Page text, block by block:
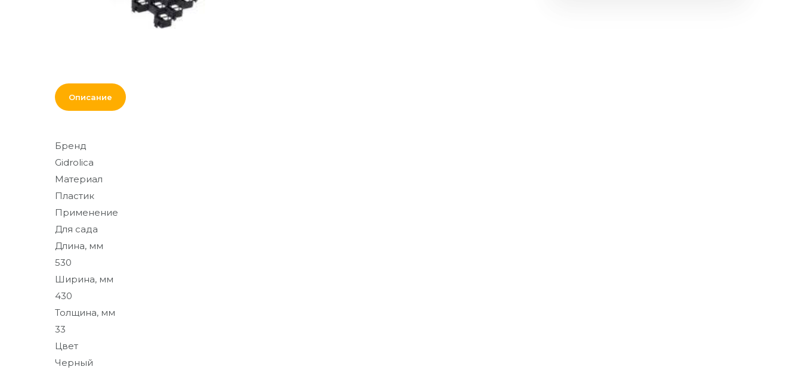
Мебель для дома и
офиса
Дополнительные
товары и материалы
Благоустройство и
декор
Описание
Бренд
Gidrolica
Материал
Пластик
Применение
Для сада
Длина, мм
530
Ширина, мм
430
Толщина, мм
33
Цвет
Черный